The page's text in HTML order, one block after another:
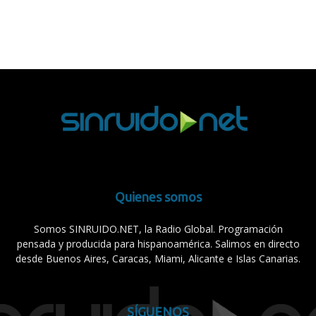
Quienes somos
Somos SINRUIDO.NET, la Radio Global. Programación
pensada y producida para hispanoamérica. Salimos en directo
desde Buenos Aires, Caracas, Miami, Alicante e Islas Canarias.
SÍGUENOS